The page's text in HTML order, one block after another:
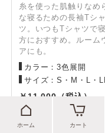
ホーム カート
糸を使った肌触りなめ
な寝るための長袖Tシャ
ツ。いつもTシャツで
方におすすめ。ルーム
アにも。
カラー：3色展開
サイズ：S・M・L・
11,000